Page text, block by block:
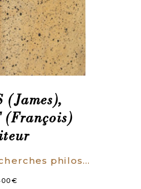
(James),
(François)
Hermès, ou Recherches philosophiques sur la grammaire universelle, Ouvrage traduit de l’anglois de Jacques Harris, avec des remarques et des additions par François Thurot.
€